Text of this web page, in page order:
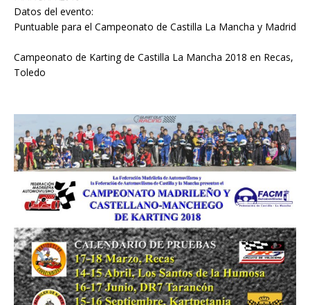
Datos del evento:
Puntuable para el Campeonato de Castilla La Mancha y Madrid
Campeonato de Karting de Castilla La Mancha 2018 en Recas,
Toledo